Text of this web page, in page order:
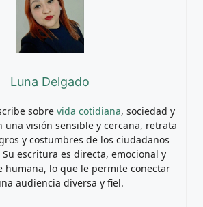
Luna Delgado
sobre vida cotidiana, sociedad y
una visión sensible y cercana, retrata
y costumbres de los ciudadanos
escritura es directa, emocional y
humana, lo que le permite conectar
audiencia diversa y fiel.